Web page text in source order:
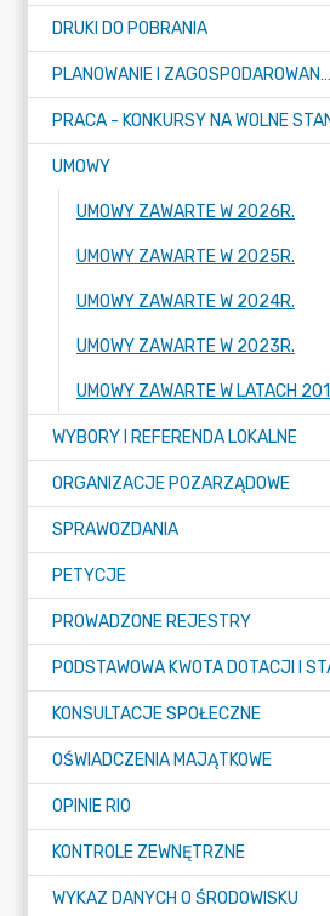
DRUKI DO POBRANIA
PLANOWANIE I ZAGOSPODAROWANIE PRZESTRZENNE
UMOWY
UMOWY ZAWARTE W 2026R.
UMOWY ZAWARTE W 2025R.
UMOWY ZAWARTE W 2024R.
UMOWY ZAWARTE W 2023R.
WYBORY I REFERENDA LOKALNE
ORGANIZACJE POZARZĄDOWE
SPRAWOZDANIA
PETYCJE
PROWADZONE REJESTRY
KONSULTACJE SPOŁECZNE
OŚWIADCZENIA MAJĄTKOWE
OPINIE RIO
KONTROLE ZEWNĘTRZNE
WYKAZ DANYCH O ŚRODOWISKU